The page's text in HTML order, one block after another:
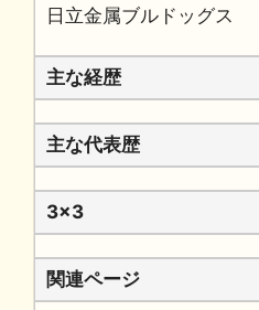
日立金属ブルドッグス
主な経歴
主な代表歴
3x3
関連ページ